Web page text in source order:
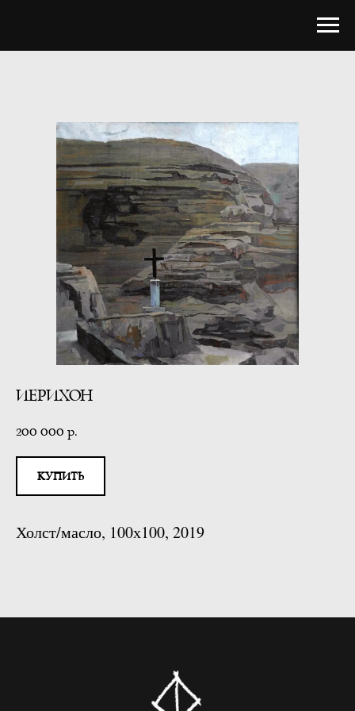
ИЕРИХОН
200 000 р.
КУПИТЬ
Холст/масло, 100х100, 2019